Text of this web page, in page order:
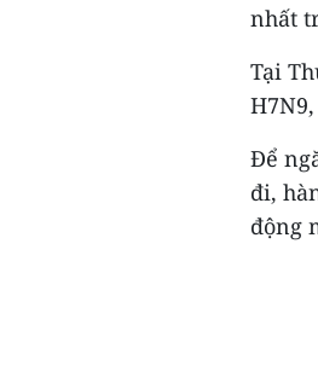
nhất
Tại
Để
đi,
động